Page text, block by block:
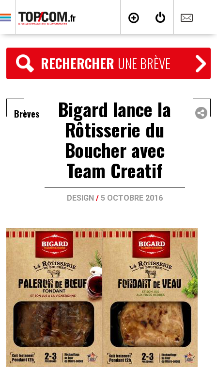
RECHERCHER UNE BRÈVE
Brèves Bigard lance la
Rôtisserie du
Boucher avec
Team Creatif
DESIGN/ 5 OCTOBRE 2016